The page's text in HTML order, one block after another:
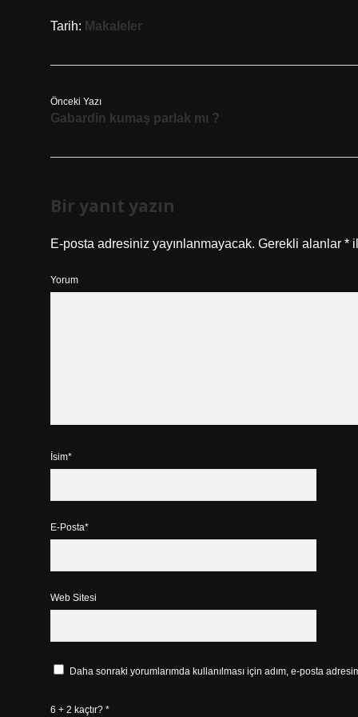
Tarih: Makaleler
Önceki Yazı
Gabardin kumaş parlak mı ?
Bir yanıt yazın
E-posta adresiniz yayınlanmayacak. Gerekli alanlar *
Yorum
İsim*
E-Posta*
Web Sitesi
Daha sonraki yorumlarımda kullanılması için adım, e-posta
6 + 2 kaçtır? *